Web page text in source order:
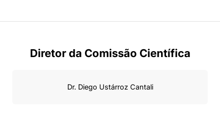
Diretor da Comissão Científica
Dr. Diego Ustárroz Cantali